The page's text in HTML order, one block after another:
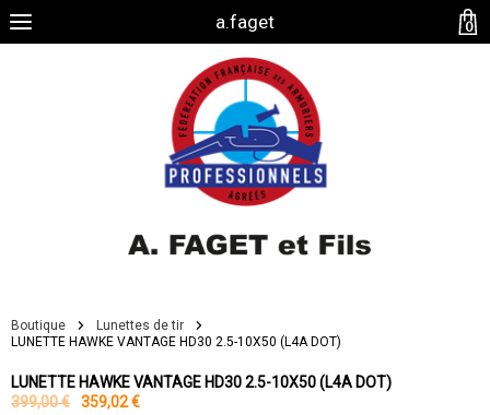
a.faget
Boutique
Lunettes de tir
LUNETTE HAWKE VANTAGE HD30 2.5-10X50 (L4A DOT)
LUNETTE HAWKE VANTAGE HD30 2.5-10X50 (L4A DOT)
399,00 €
359,02 €
0